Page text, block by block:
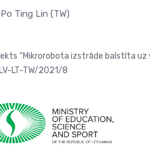
Ting Lin (TW)
“Mikrorobota izstrāde balstīta uz
LT-TW/2021/8